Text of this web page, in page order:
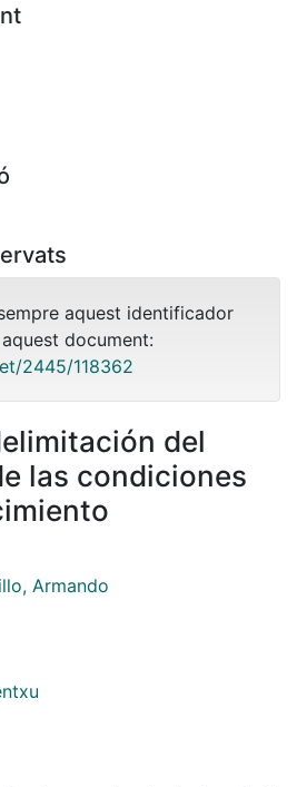
aquest identificador
document:
2445/118362
del
las condiciones
Armando